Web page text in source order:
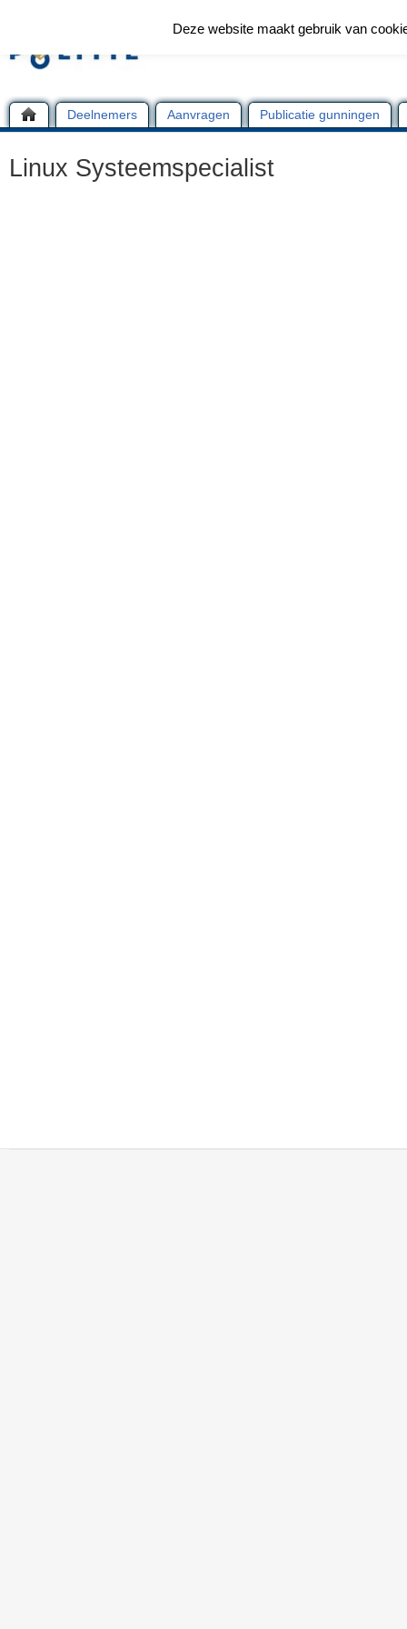
Deelnemers Aanvragen Publicatie gunningen
Linux Systeemspecialist
Deze website maakt gebruik van